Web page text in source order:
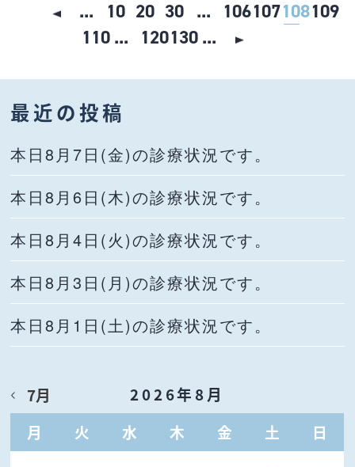
... 10 20 30 ... 106107108109
110 ... 120130 ...
最近の投稿
本日8月7日(金)の診療状況です。
本日8月6日(木)の診療状況です。
本日8月4日(火)の診療状況です。
本日8月3日(月)の診療状況です。
本日8月1日(土)の診療状況です。
2026年8月
月
火 水 木 金 土 日
7月